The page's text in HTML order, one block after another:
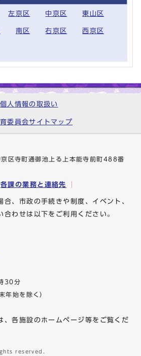
左京区 中京区 東山区
南区 右京区 西京区
個人情報の取扱い
委員会サイトマップ
寺町通御池上る上本能寺前町488番
各課の業務と連絡先
合、市政の手続きや制度、イベント、
合わせは以下をご利用ください。
30分
年始を除く）
、各施設のホームページ等をご覧くだ
reserved.